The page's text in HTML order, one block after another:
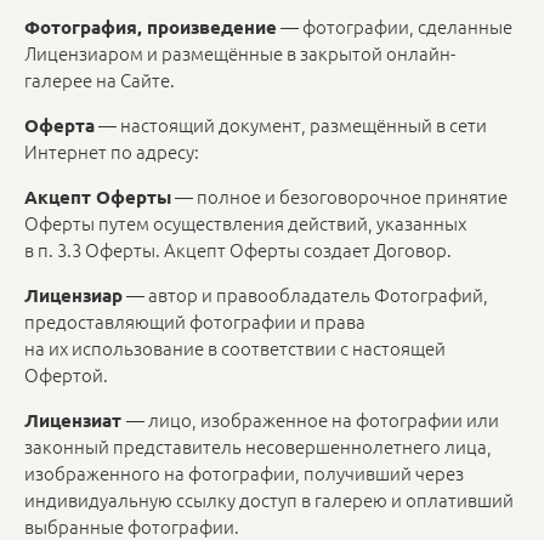
Фотография, произведение — фотографии, сделанные
Лицензиаром и размещённые в закрытой онлайн-
галерее на Сайте.
Оферта— настоящий документ, размещённый в сети
Интернет по адресу:
Акцепт Оферты— полное и безоговорочное принятие
Оферты путем осуществления действий, указанных
в п. 3.3 Оферты. Акцепт Оферты создает Договор.
Лицензиар— автор и правообладатель Фотографий,
предоставляющий фотографии и права
на их использование в соответствии с настоящей
Офертой.
Лицензиат — лицо, изображенное на фотографии или
законный представитель несовершеннолетнего лица,
изображенного на фотографии, получивший через
индивидуальную ссылку доступ в галерею и оплативший
выбранные фотографии.